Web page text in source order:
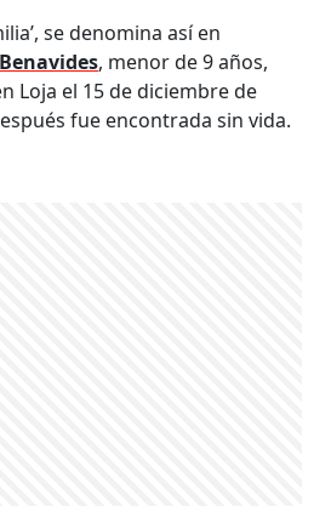
se denomina así en
, menor de 9 años,
Loja el 15 de diciembre de
fue encontrada sin vida.